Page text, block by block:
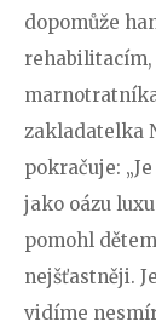
dopomůže
zakladatelka
pokračuje:
jako oázu
pomohl
nejšťastněji.
vidíme